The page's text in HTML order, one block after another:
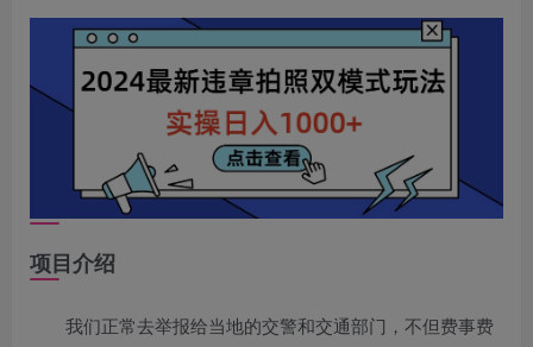
项目介绍
我们正常去举报给当地的交警和交通部门，不但费事费